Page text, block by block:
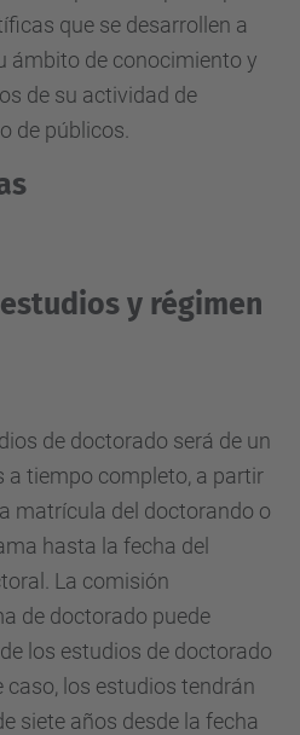
que se desarrollen a
ámbito de conocimiento y
de su actividad de
de públicos.
y régimen
de doctorado será de un
a tiempo completo, a partir
matrícula del doctorando o
hasta la fecha del
La comisión
de doctorado puede
los estudios de doctorado
caso, los estudios tendrán
siete años desde la fecha